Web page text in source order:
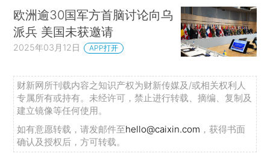
欧洲逾30国军方首脑讨论向乌
派兵 美国未获邀请
2025年03月12日 APP打开
财新网所刊载内容之知识产权为财新传媒及/或相关权利人
专属所有或持有。未经许可，禁止进行转载、摘编、复制及
建立镜像等任何使用。
如有意愿转载，请发邮件至hello@caixin.com ，获得书面
确认及授权后，方可转载。